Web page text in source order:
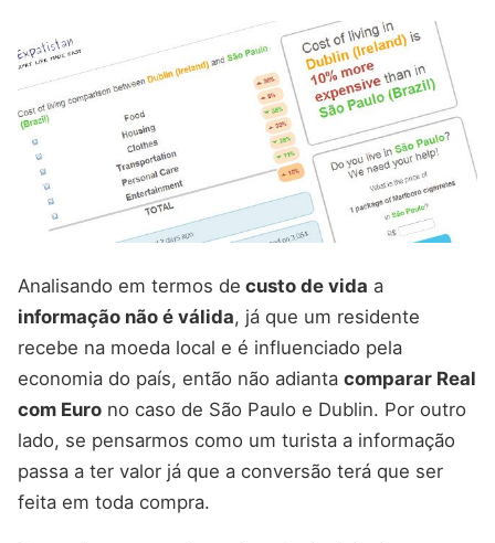
Analisando em termos de custo de vida a
informação não é válida, já que um residente
recebe na moeda local e é influenciado pela
economia do país, então não adianta comparar Real
com Euro no caso de São Paulo e Dublin. Por outro
lado, se pensarmos como um turista a informação
passa a ter valor já que a conversão terá que ser
feita em toda compra.